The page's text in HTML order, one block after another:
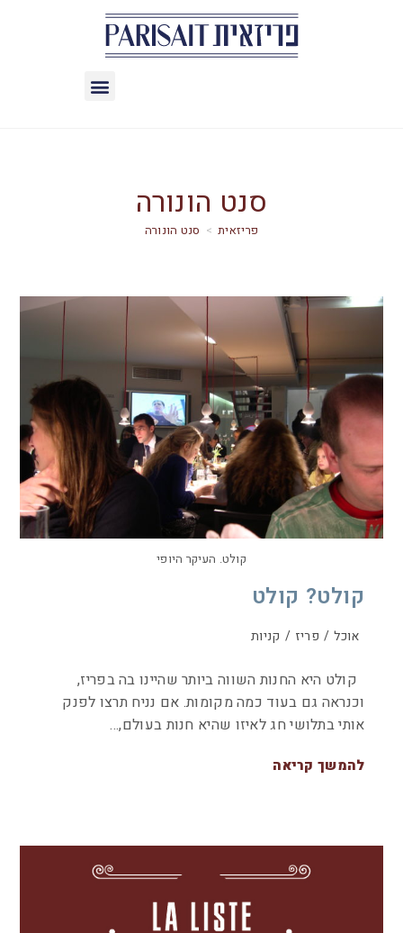
סנט הונורה
> סנט הונורה
קולט. העיקר היופי
קולט? קולט
אוכל / פריז / קניות
קולט היא החנות השווה ביותר שהיינו בה בפריז,
וכנראה גם בעוד כמה מקומות. אם נניח תרצו לפנק
אותי בתלושי חג לאיזו שהיא חנות בעולם,…
להמשך קריאה